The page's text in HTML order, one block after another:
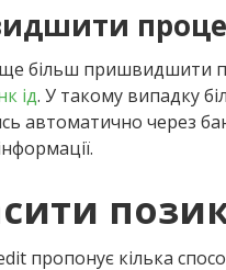
більш пришвидшити
ід. У такому випадку
автоматично через
пропонує кілька